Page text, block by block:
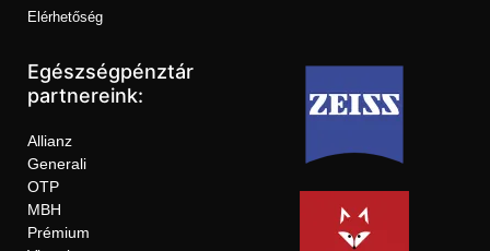
Elérhetőség
Egészségpénztár
partnereink:
Allianz
Generali
OTP
MBH
Prémium